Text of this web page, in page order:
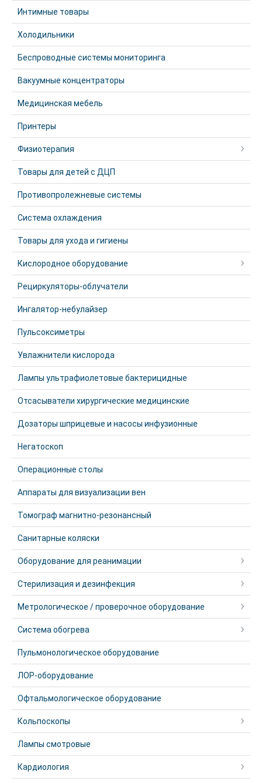
Интимные товары
Холодильники
Беспроводные системы мониторинга
Вакуумные концентраторы
Медицинская мебель
Принтеры
Физиотерапия
Товары для детей с ДЦП
Противопролежневые системы
Система охлаждения
Товары для ухода и гигиены
Кислородное оборудование
Рециркуляторы-облучатели
Ингалятор-небулайзер
Пульсоксиметры
Увлажнители кислорода
Лампы ультрафиолетовые бактерицидные
Отсасыватели хирургические медицинские
Дозаторы шприцевые и насосы инфузионные
Негатоскоп
Операционные столы
Аппараты для визуализации вен
Томограф магнитно-резонансный
Санитарные коляски
Оборудование для реанимации
Стерилизация и дезинфекция
Метрологическое / проверочное оборудование
Система обогрева
Пульмонологическое оборудование
ЛОР-оборудование
Офтальмологическое оборудование
Кольпоскопы
Лампы смотровые
Кардиология